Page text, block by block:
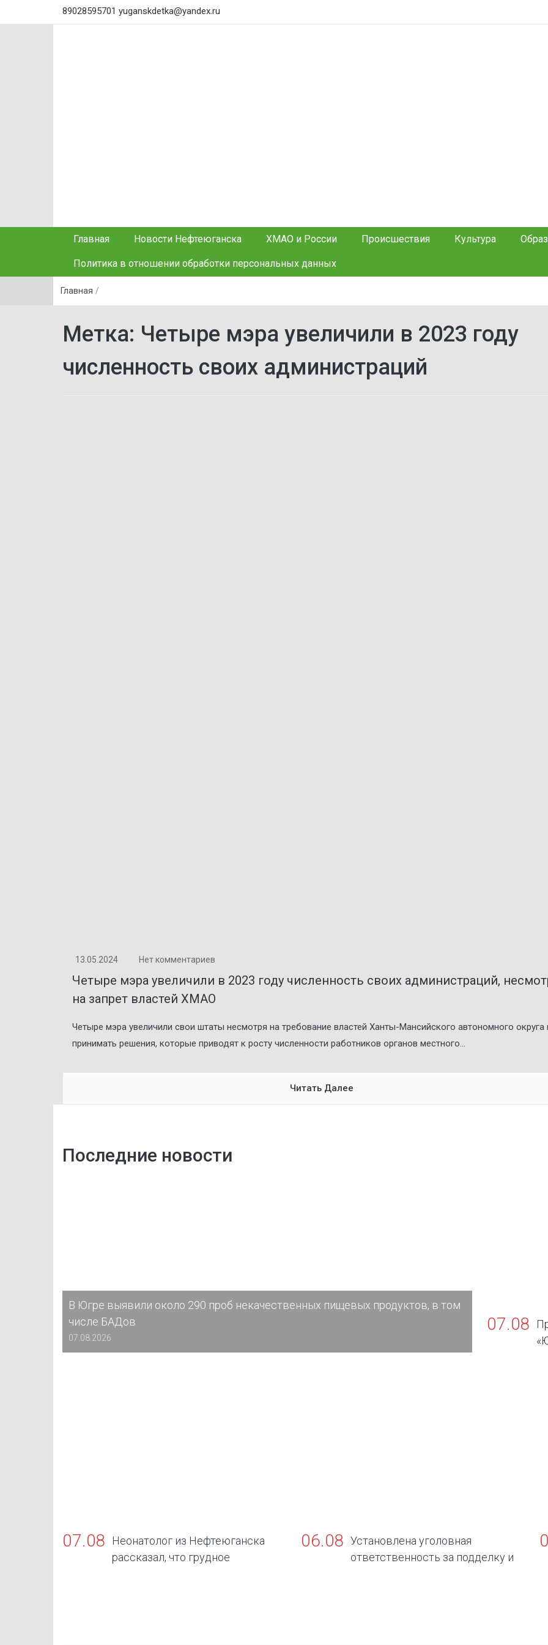
89028595701 yuganskdetka@yandex.ru
Главная Новости Нефтеюганска ХМАО и России Происшествия Культура
Политика в отношении обработки персональных данных
Главная /
Метка: ‌‌Четыре мэра увеличили в 2023 году
численность своих администраций
13.05.2024 Нет комментариев
‌‌Четыре мэра увеличили в 2023 году численность своих администраций,
на запрет властей ХМАО
Четыре мэра увеличили свои штаты несмотря на требование властей Ханты-Мансийского автономного округа
принимать решения, которые приводят к росту численности работников органов местного...
Читать Далее
Последние новости
В Югре выявили около 290 проб некачественных пищевых продуктов, в том
числе БАДов
07.08.2026
07.08
07.08
Неонатолог из Нефтеюганска
рассказал, что грудное
06.08 Установлена уголовная
ответственность за подделку и